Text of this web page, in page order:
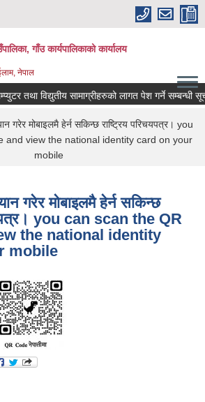
गाँउ कार्यपालिकाको कार्यालय
नेपाल
तथा विद्युतीय सामाग्रीहरुको लागत पेश गर्ने सम्बन्धी
मोबाइलमै हेर्न सकिन्छ राष्ट्रिय परिचयपत्र। you
and view the national identity card on your
mobile
गरेर मोबाइलमै हेर्न सकिन्छ
you can scan the QR
the national identity
mobile